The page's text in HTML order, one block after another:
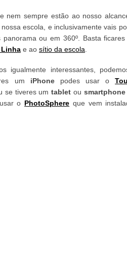
nem sempre estão ao nosso
escola, e inclusivamente vais
ou em 360º. Basta
Linha e ao sítio da escola
igualmente interessantes,
um iPhonepodes usar o
se tiveres umtablet ousmartphone
o PhotoSphere que vem